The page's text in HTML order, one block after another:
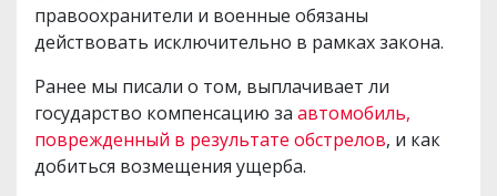
правоохранители и военные обязаны
действовать исключительно в рамках закона.
Ранее мы писали о том, выплачивает ли
государство компенсацию за автомобиль,
поврежденный в результате обстрелов, и как
добиться возмещения ущерба.